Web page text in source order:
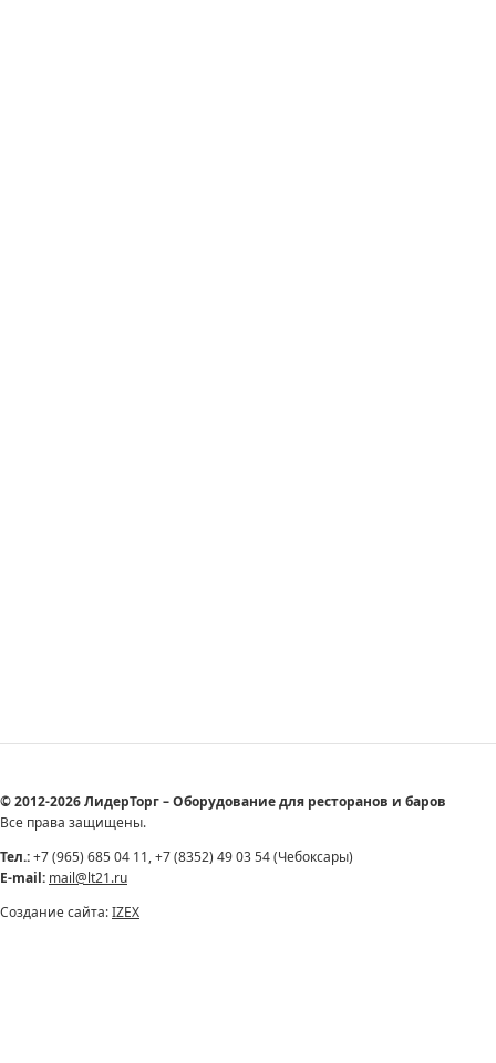
© 2012-2026 ЛидерТорг – Оборудование для ресторанов и баров
Все права защищены.
Тел.:+7 (965) 685 04 11, +7 (8352) 49 03 54 (Чебоксары)
E-mail: mail@lt21.ru
Создание сайта:IZEX